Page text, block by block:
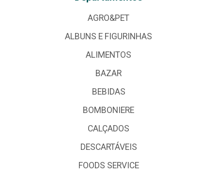
AGRO&PET
ALBUNS E FIGURINHAS
ALIMENTOS
BAZAR
BEBIDAS
BOMBONIERE
CALÇADOS
DESCARTÁVEIS
FOODS SERVICE